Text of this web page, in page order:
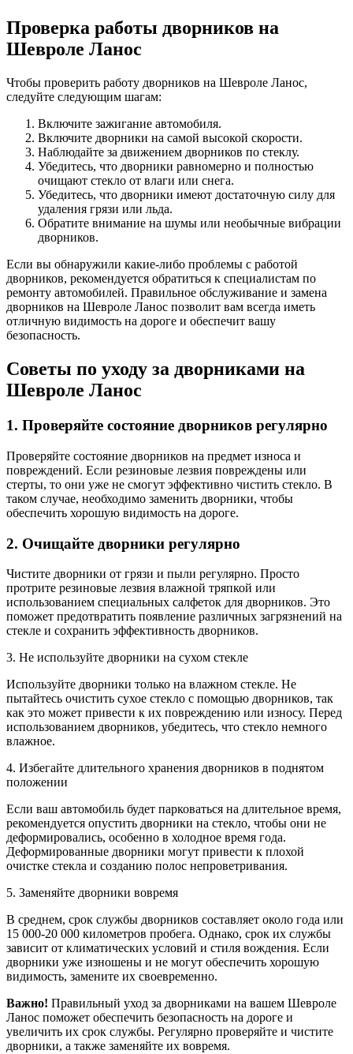
Проверка работы дворников на
Шевроле Ланос
Чтобы проверить работу дворников на Шевроле Ланос,
следуйте следующим шагам:
Включите зажигание автомобиля.
Включите дворники на самой высокой скорости.
Наблюдайте за движением дворников по стеклу.
Убедитесь, что дворники равномерно и полностью
очищают стекло от влаги или снега.
Убедитесь, что дворники имеют достаточную силу для
удаления грязи или льда.
Обратите внимание на шумы или необычные вибрации
дворников.
Если вы обнаружили какие-либо проблемы с работой
дворников, рекомендуется обратиться к специалистам по
ремонту автомобилей. Правильное обслуживание и замена
дворников на Шевроле Ланос позволит вам всегда иметь
отличную видимость на дороге и обеспечит вашу
безопасность.
Советы по уходу за дворниками на
Шевроле Ланос
1. Проверяйте состояние дворников регулярно
Проверяйте состояние дворников на предмет износа и
повреждений. Если резиновые лезвия повреждены или
стерты, то они уже не смогут эффективно чистить стекло. В
таком случае, необходимо заменить дворники, чтобы
обеспечить хорошую видимость на дороге.
2. Очищайте дворники регулярно
Чистите дворники от грязи и пыли регулярно. Просто
протрите резиновые лезвия влажной тряпкой или
использованием специальных салфеток для дворников. Это
поможет предотвратить появление различных загрязнений на
стекле и сохранить эффективность дворников.
3. Не используйте дворники на сухом стекле
Используйте дворники только на влажном стекле. Не
пытайтесь очистить сухое стекло с помощью дворников, так
как это может привести к их повреждению или износу. Перед
использованием дворников, убедитесь, что стекло немного
влажное.
4. Избегайте длительного хранения дворников в поднятом
положении
Если ваш автомобиль будет парковаться на длительное время,
рекомендуется опустить дворники на стекло, чтобы они не
деформировались, особенно в холодное время года.
Деформированные дворники могут привести к плохой
очистке стекла и созданию полос непроветривания.
5. Заменяйте дворники вовремя
В среднем, срок службы дворников составляет около года или
15 000-20 000 километров пробега. Однако, срок их службы
зависит от климатических условий и стиля вождения. Если
дворники уже изношены и не могут обеспечить хорошую
видимость, замените их своевременно.
Важно! Правильный уход за дворниками на вашем Шевроле
Ланос поможет обеспечить безопасность на дороге и
увеличить их срок службы. Регулярно проверяйте и чистите
дворники, а также заменяйте их вовремя.